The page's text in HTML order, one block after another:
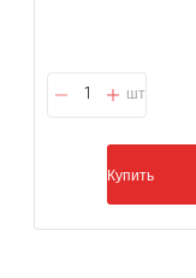
шт
Купить